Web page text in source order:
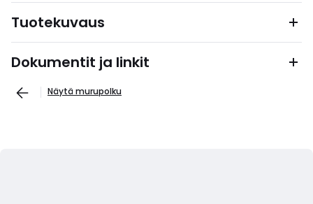
Tuotekuvaus
Dokumentit ja linkit
Näytä murupolku